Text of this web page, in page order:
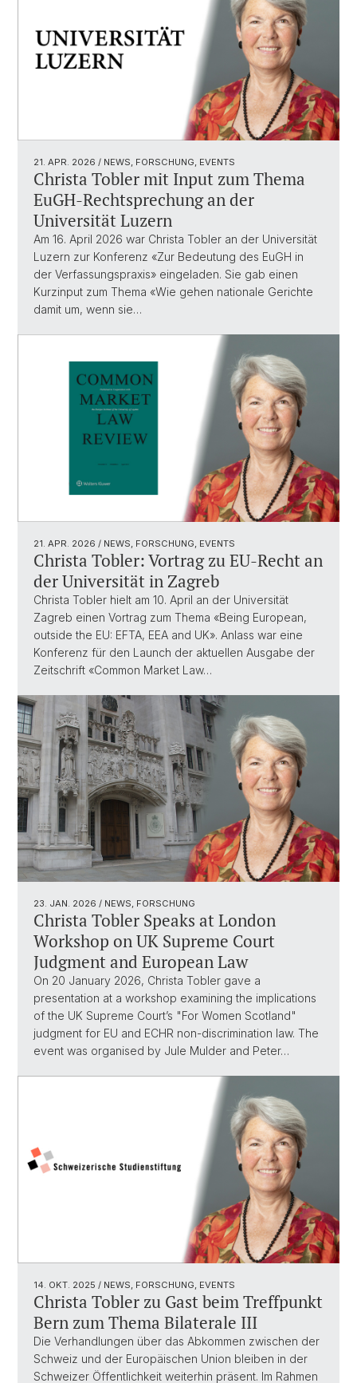
21. APR. 2026 / NEWS, FORSCHUNG, EVENTS
Christa Tobler mit Input zum Thema
EuGH-Rechtsprechung an der
Universität Luzern
Am 16. April 2026 war Christa Tobler an der Universität
Luzern zur Konferenz «Zur Bedeutung des EuGH in
der Verfassungspraxis» eingeladen. Sie gab einen
Kurzinput zum Thema «Wie gehen nationale Gerichte
damit um, wenn sie…
21. APR. 2026 / NEWS, FORSCHUNG, EVENTS
Christa Tobler: Vortrag zu EU-Recht an
der Universität in Zagreb
Christa Tobler hielt am 10. April an der Universität
Zagreb einen Vortrag zum Thema «Being European,
outside the EU: EFTA, EEA and UK». Anlass war eine
Konferenz für den Launch der aktuellen Ausgabe der
Zeitschrift «Common Market Law…
23. JAN. 2026 / NEWS, FORSCHUNG
Christa Tobler Speaks at London
Workshop on UK Supreme Court
Judgment and European Law
On 20 January 2026, Christa Tobler gave a
presentation at a workshop examining the implications
of the UK Supreme Court’s "For Women Scotland"
judgment for EU and ECHR non-discrimination law. The
event was organised by Jule Mulder and Peter…
14. OKT. 2025 / NEWS, FORSCHUNG, EVENTS
Christa Tobler zu Gast beim Treffpunkt
Bern zum Thema Bilaterale III
Die Verhandlungen über das Abkommen zwischen der
Schweiz und der Europäischen Union bleiben in der
Schweizer Öffentlichkeit weiterhin präsent. Im Rahmen